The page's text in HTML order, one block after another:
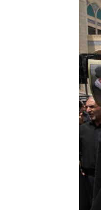
A MÚLT TANULSÁGAI